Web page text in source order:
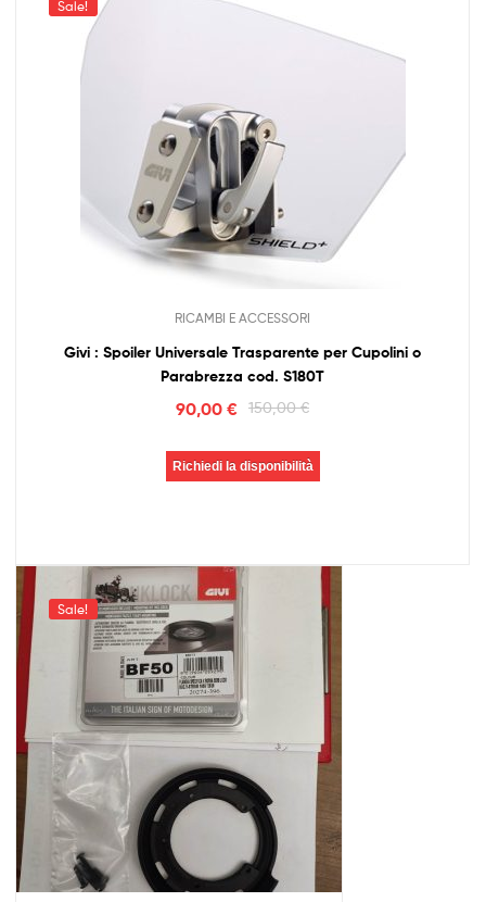
Sale!
RICAMBI E ACCESSORI
Givi : Spoiler Universale Trasparente per Cupolini o
Parabrezza cod. S180T
150,00€
90,00€
Richiedi la disponibilità
Sale!